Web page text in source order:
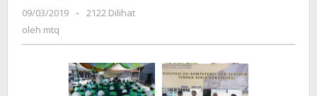
Getrakmoyan
Kabupaten
Cirebon
09/03/2019
oleh
-
2122 Dilihat
oleh mtq